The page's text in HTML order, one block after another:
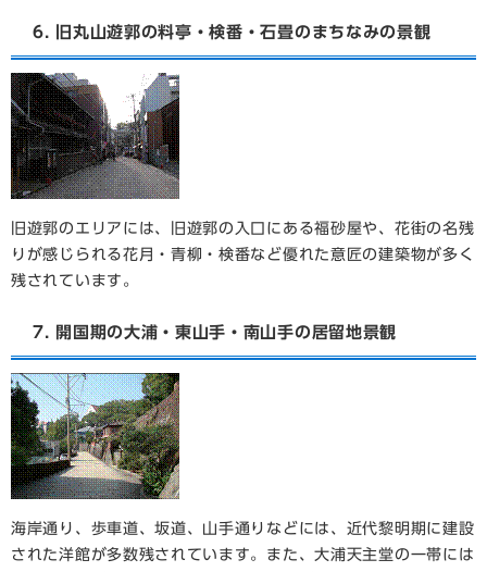
6. 旧丸山遊郭の料亭・検番・石畳のまちなみの景観
旧遊郭のエリアには、旧遊郭の入口にある福砂屋や、花街の名残
りが感じられる花月・青柳・検番など優れた意匠の建築物が多く
残されています。
7. 開国期の大浦・東山手・南山手の居留地景観
海岸通り、歩車道、坂道、山手通りなどには、近代黎明期に建設
された洋館が多数残されています。また、大浦天主堂の一帯には